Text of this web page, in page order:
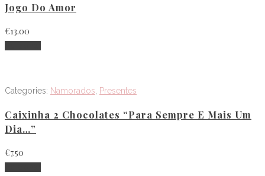
Jogo Do Amor
€13.00
Categories: Namorados Presentes
Caixinha 2 Chocolates “Para Sempre E Mais Um
Dia…”
€7.50